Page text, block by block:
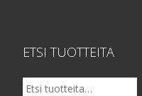
ETSI TUOTTEITA
Etsi: